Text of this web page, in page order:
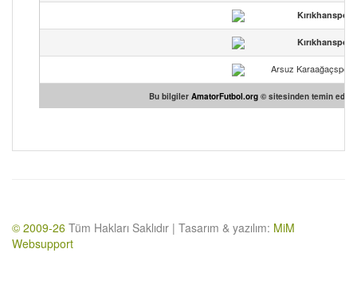
Kırıkhanspor
Kırıkhanspor
Arsuz Karaağaçspor
Bu bilgiler AmatorFutbol.org © sitesinden temin
© 2009-26 Tüm Hakları Saklıdır | Tasarım & yazılım: MiM
Websupport